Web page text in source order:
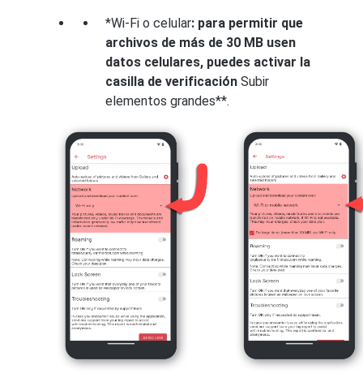
*Wi-Fi o celular: para permitir que
archivos de más de 30 MB usen
datos celulares, puedes activar la
casilla de verificación Subir
elementos grandes**.